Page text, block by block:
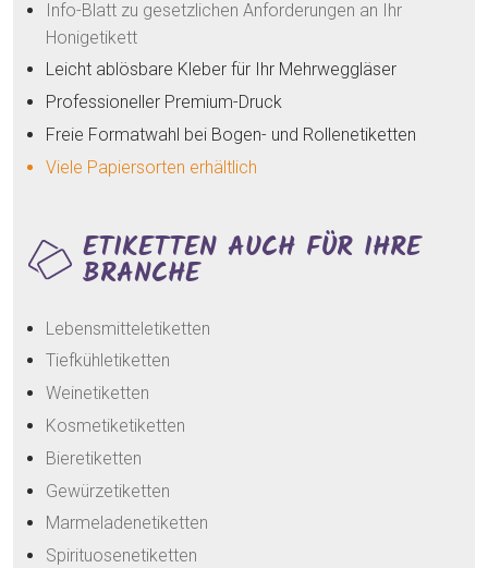
Info-Blatt zu gesetzlichen Anforderungen an Ihr
Honigetikett
Leicht ablösbare Kleber für Ihr Mehrweggläser
Professioneller Premium-Druck
Freie Formatwahl bei Bogen- und Rollenetiketten
Viele Papiersorten erhältlich
ETIKETTEN AUCH FÜR IHRE
BRANCHE
Lebensmitteletiketten
Tiefkühletiketten
Weinetiketten
Kosmetiketiketten
Bieretiketten
Gewürzetiketten
Marmeladenetiketten
Spirituosenetiketten